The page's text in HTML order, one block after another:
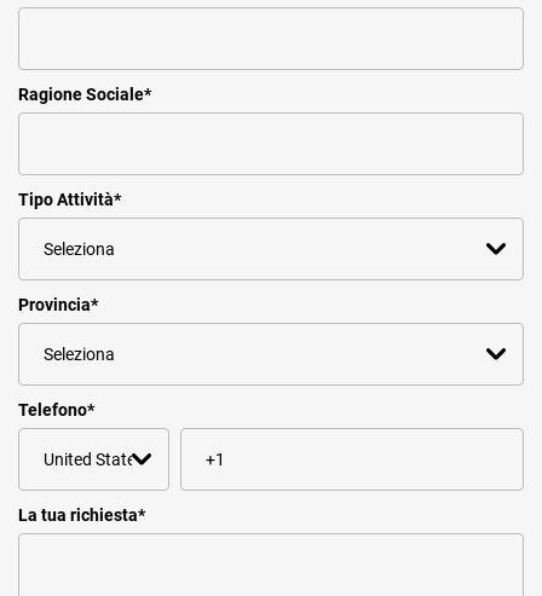
Ragione Sociale*
Tipo Attività*
Provincia*
Telefono*
La tua richiesta*